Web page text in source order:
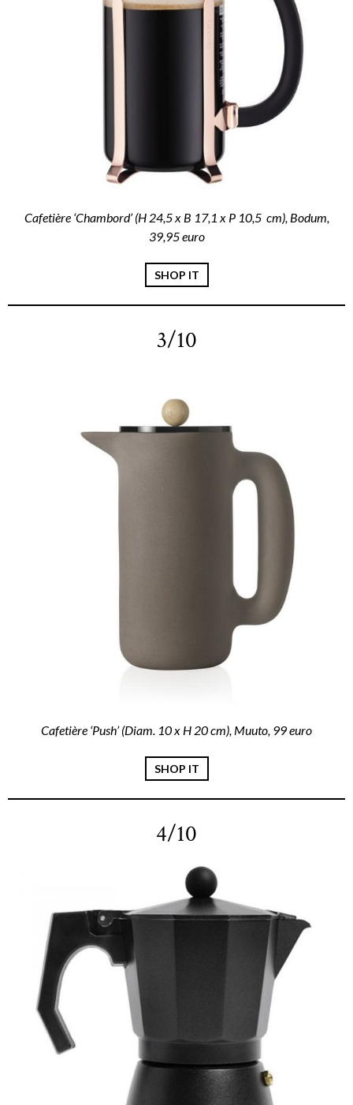
Cafetière ‘Chambord’ (H 24,5 x B 17,1 x P 10,5 cm), Bodum,
39,95 euro
SHOP IT
3/10
Cafetière ‘Push’ (Diam. 10 x H 20 cm), Muuto, 99 euro
SHOP IT
4/10